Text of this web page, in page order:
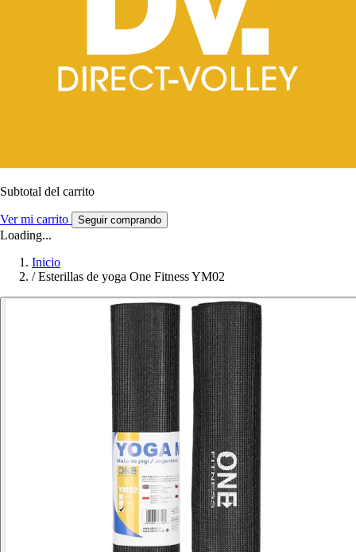
Subtotal del carrito
Ver mi carrito Seguir comprando
Loading...
Inicio
/ Esterillas de yoga One Fitness YM02